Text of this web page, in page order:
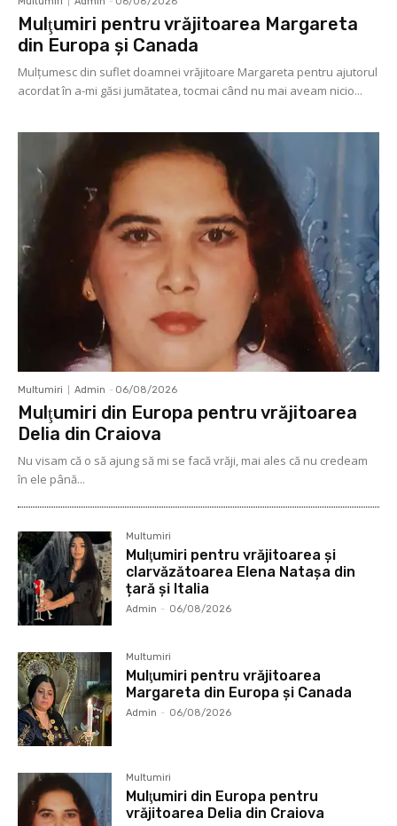
Mulţumiri pentru vrăjitoarea Margareta
din Europa și Canada
Mulţumesc din suflet doamnei vrăjitoare Margareta pentru ajutorul
acordat în a-mi găsi jumătatea, tocmai când nu mai aveam nicio...
Multumiri Admin - 06/08/2026
Mulţumiri din Europa pentru vrăjitoarea
Delia din Craiova
Nu visam că o să ajung să mi se facă vrăji, mai ales că nu credeam
în ele până...
Multumiri
Mulţumiri pentru vrăjitoarea și
clarvăzătoarea Elena Natașa din
țară și Italia
Admin - 06/08/2026
Multumiri
Mulţumiri pentru vrăjitoarea
Margareta din Europa și Canada
Admin - 06/08/2026
Multumiri
Mulţumiri din Europa pentru
vrăjitoarea Delia din Craiova